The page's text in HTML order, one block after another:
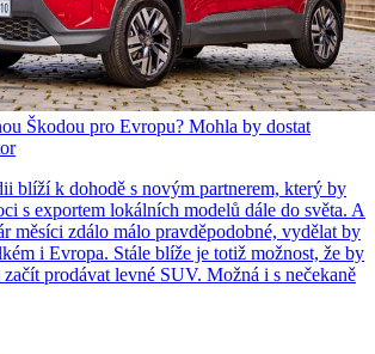
Škodou pro Evropu? Mohla by dostat
blíží k dohodě s novým partnerem, který by
s exportem lokálních modelů dále do světa. A
měsíci zdálo málo pravděpodobné, vydělat by
i Evropa. Stále blíže je totiž možnost, že by
začít prodávat levné SUV. Možná i s nečekaně